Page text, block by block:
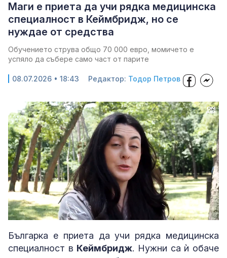
Маги е приета да учи рядка медицинска
специалност в Кеймбридж, но се
нуждае от средства
Обучението струва общо 70 000 евро, момичето е
успяло да събере само част от парите
08.07.2026 • 18:43 Редактор: Тодор Петров
Unmute Loaded
:
46.36%
Българка е приета да учи рядка медицинска
специалност в Кеймбридж. Нужни са ѝ обаче